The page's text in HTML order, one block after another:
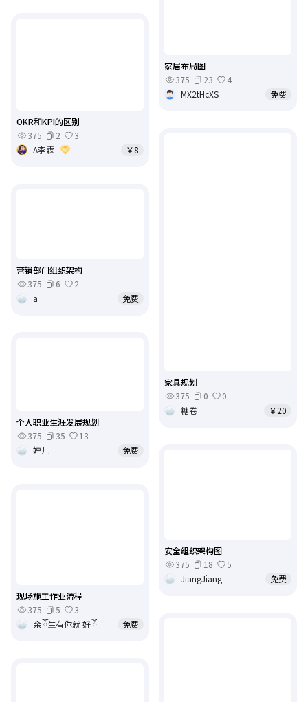
家居布局图
375
23
4
MX2tHcXS
免费
OKR和KPI的区别
375
2
3
A李霖
￥8
家具规划
375
0
0
糖卷
￥20
营销部门组织架构
375
6
2
a
免费
个人职业生涯发展规划
375
35
13
婷儿
免费
安全组织架构图
375
18
5
JiangJiang
免费
现场施工作业流程
375
5
3
余 ོ生有你就 好 ོ
免费